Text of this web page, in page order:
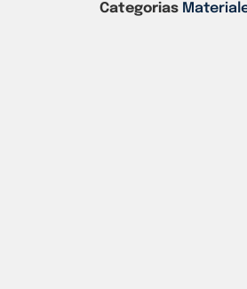
Categorias